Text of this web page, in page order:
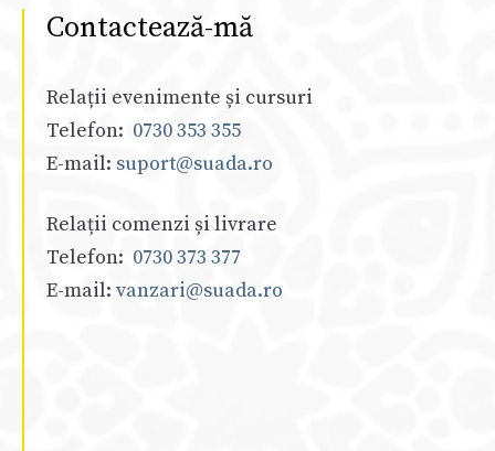
Contactează-mă
Relații evenimente și cursuri
Telefon: 0730 353 355
E-mail: suport@suada.ro
Relații comenzi și livrare
Telefon: 0730 373 377
E-mail: vanzari@suada.ro